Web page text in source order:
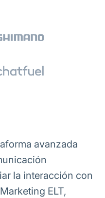
avanzada
la interacción con
ELT,